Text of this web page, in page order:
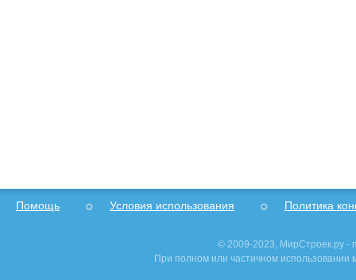
Помощь Условия использования Политика
© 2009-2023, МирСтроек.ру -
При полном или частичном использовании